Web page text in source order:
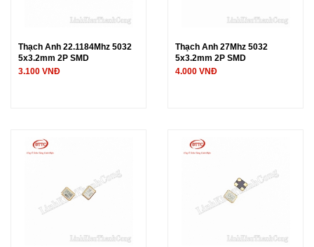
Thạch Anh 22.1184Mhz 5032
5x3.2mm 2P SMD
3.100 VNĐ
Thạch Anh 27Mhz 5032
5x3.2mm 2P SMD
4.000 VNĐ